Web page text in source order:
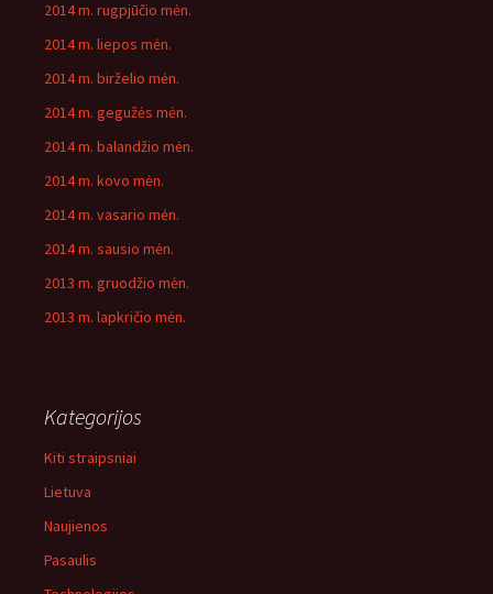
2014 m. rugpjūčio mėn.
2014 m. liepos mėn.
2014 m. birželio mėn.
2014 m. gegužės mėn.
2014 m. balandžio mėn.
2014 m. kovo mėn.
2014 m. vasario mėn.
2014 m. sausio mėn.
2013 m. gruodžio mėn.
2013 m. lapkričio mėn.
Kategorijos
Kiti straipsniai
Lietuva
Naujienos
Pasaulis